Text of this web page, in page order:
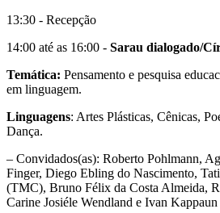
13:30 - Recepção
14:00 até as 16:00 - Sarau dialogado/
Temática: Pensamento e pesquisa
em linguagem.
Linguagens: Artes Plásticas, Cênicas,
Dança.
– Convidados(as): Roberto Pohlmann,
Finger, Diego Ebling do Nascimento,
(TMC), Bruno Félix da Costa Almeida,
Carine Josiéle Wendland e Ivan Kappaun